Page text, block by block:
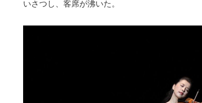
いさつし、客席が沸いた。